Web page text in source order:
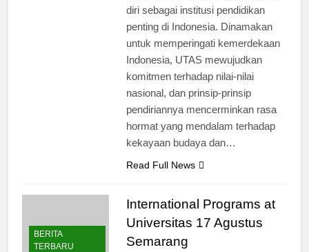
diri sebagai institusi pendidikan
penting di Indonesia. Dinamakan
untuk memperingati kemerdekaan
Indonesia, UTAS mewujudkan
komitmen terhadap nilai-nilai
nasional, dan prinsip-prinsip
pendiriannya mencerminkan rasa
hormat yang mendalam terhadap
kekayaan budaya dan…
Read Full News
BERITA
TERBARU
International Programs at
Universitas 17 Agustus
Semarang